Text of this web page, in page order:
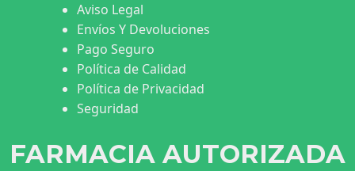
Aviso Legal
Envíos Y Devoluciones
Pago Seguro
Política de Calidad
Política de Privacidad
Seguridad
FARMACIA AUTORIZADA